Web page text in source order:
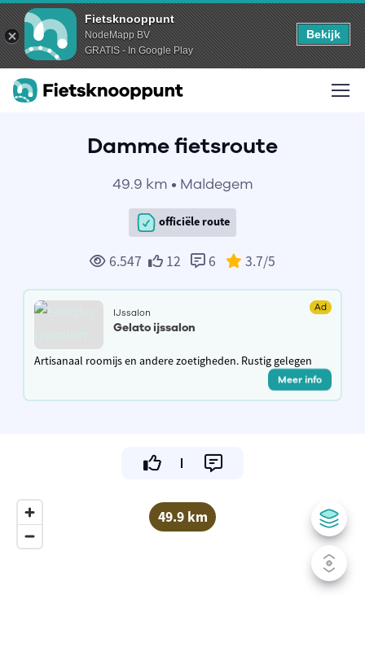
Fietsknooppunt
NodeMapp BV
GRATIS - In Google Play
Bekijk
Damme fietsroute
49.9 km • Maldegem
officiële route
6.547 12 6 3.7/5
IJssalon Ad
Gelato ijssalon
Artisanaal roomijs en andere zoetigheden. Rustig gelegen
Meer info
49.9 km